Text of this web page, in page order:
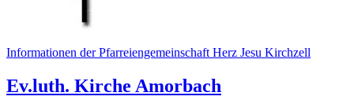
Informationen der Pfarreiengemeinschaft Herz Jesu Kirchzell
Ev.luth. Kirche Amorbach